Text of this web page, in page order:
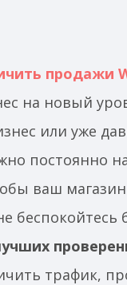
продажи
на новый
или уже
постоянно
ваш магазин
беспокойтесь
трафик,